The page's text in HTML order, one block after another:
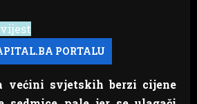
većini svjetskih berzi cijene